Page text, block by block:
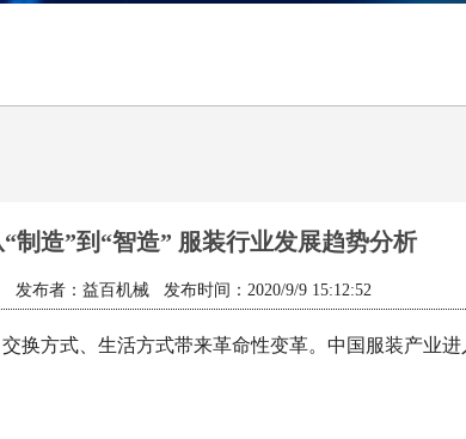
“制造”到“智造” 服装行业发展趋势分析
发布者：益百机械 发布时间：2020/9/9 15:12:52
换方式、生活方式带来革命性变革。中国服装产业